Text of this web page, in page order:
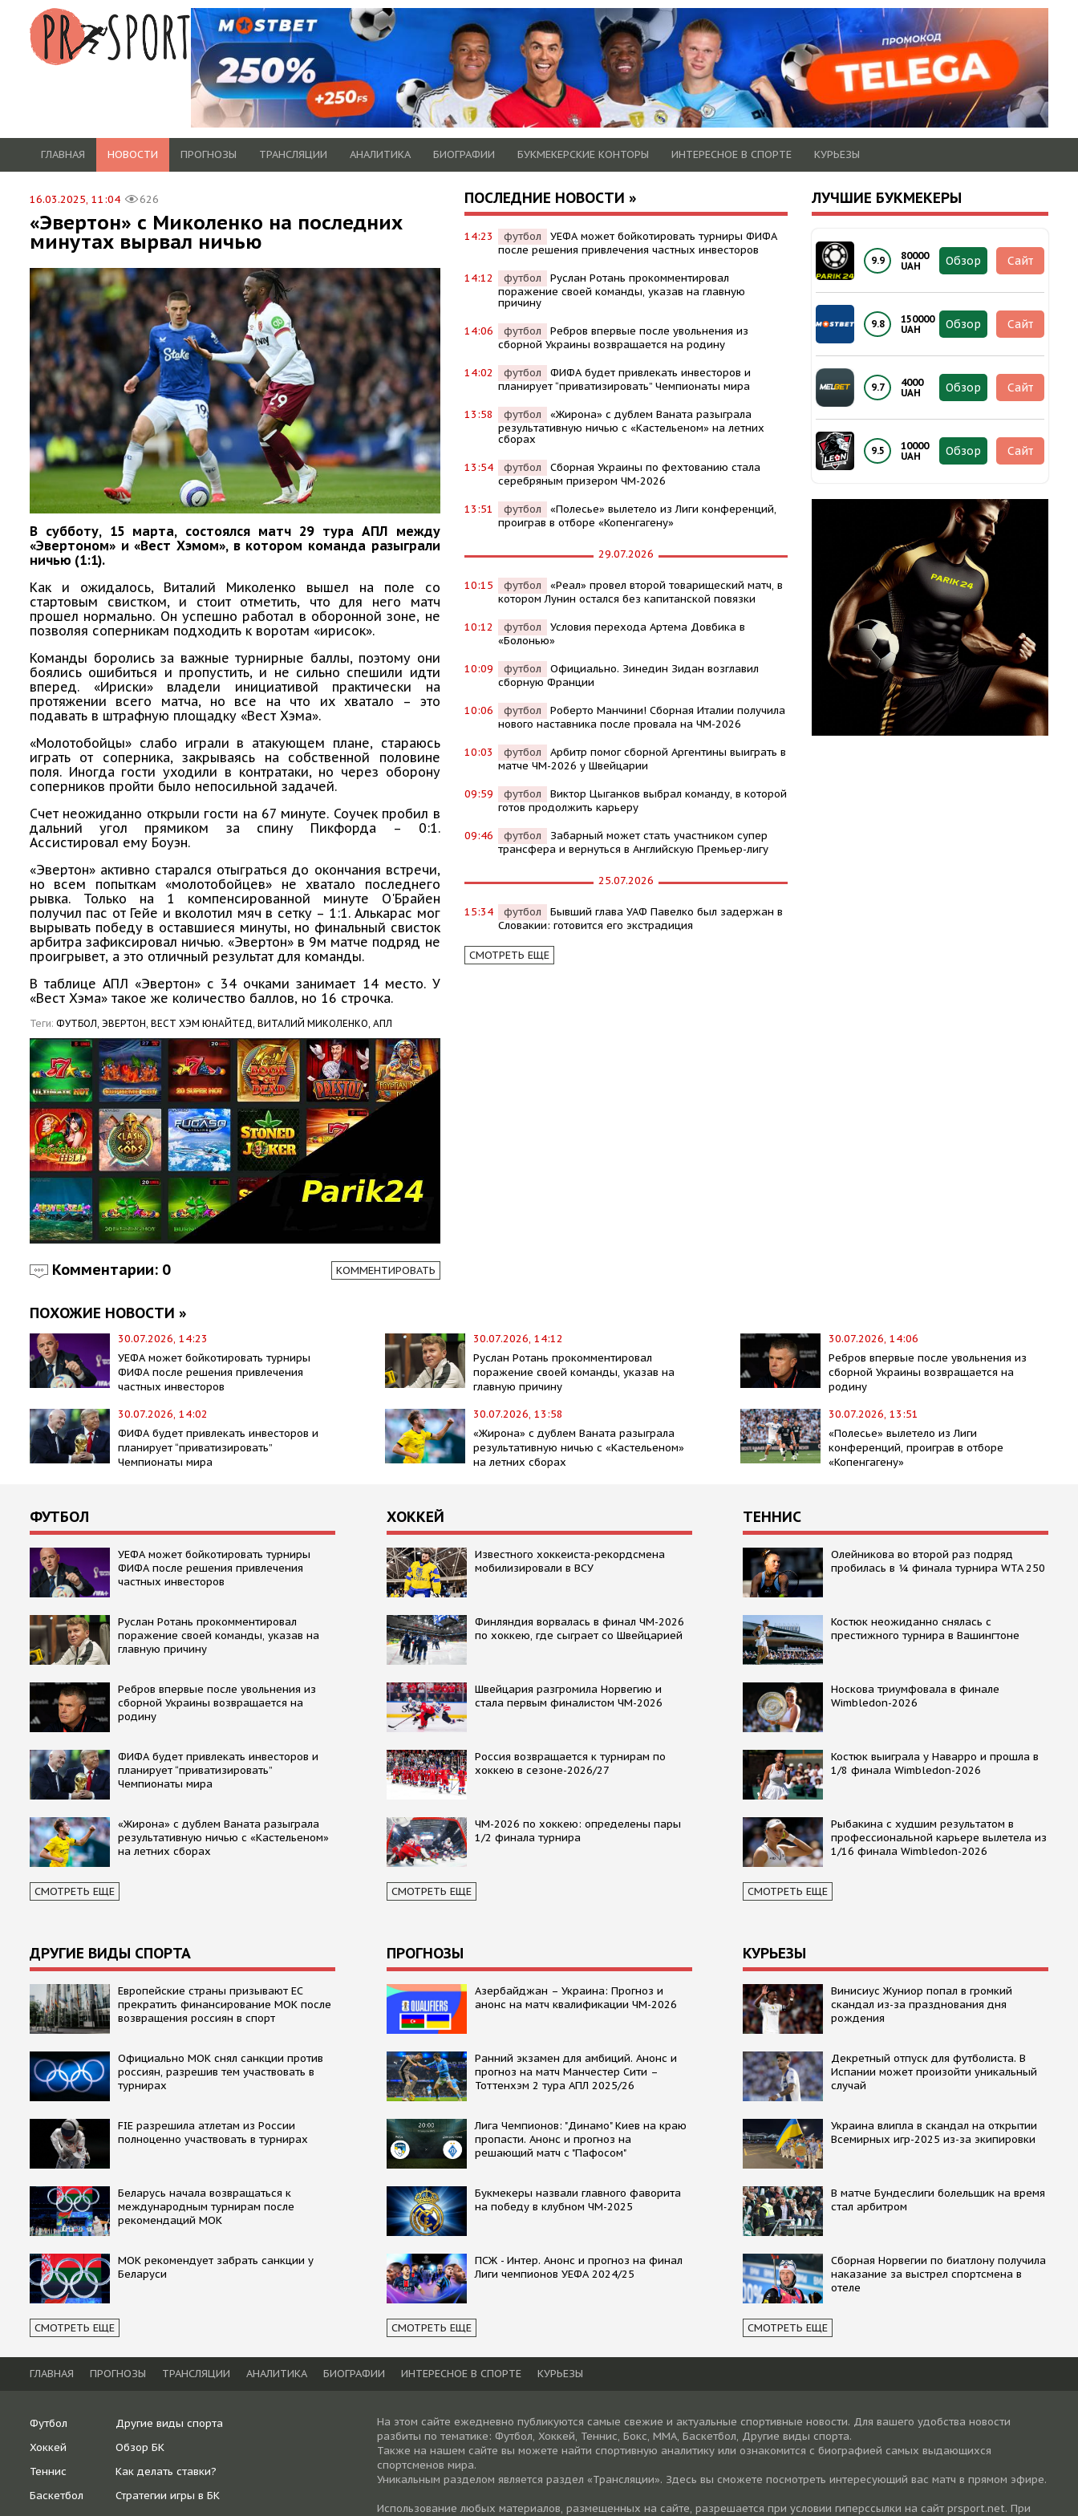
ГЛАВНАЯ НОВОСТИ ПРОГНОЗЫ ТРАНСЛЯЦИИ АНАЛИТИКА БИОГРАФИИ БУКМЕКЕРСКИЕ КОНТОРЫ ИНТЕРЕСНОЕ В СПОРТЕ КУРЬЕЗЫ
16.03.2025, 11:04 626
«Эвертон» с Миколенко на последних
минутах вырвал ничью
В субботу, 15 марта, состоялся матч 29 тура АПЛ между
«Эвертоном» и «Вест Хэмом», в котором команда разыграли
ничью (1:1).
Как и ожидалось, Виталий Миколенко вышел на поле со
стартовым свистком, и стоит отметить, что для него матч
прошел нормально. Он успешно работал в оборонной зоне, не
позволяя соперникам подходить к воротам «ирисок».
Команды боролись за важные турнирные баллы, поэтому они
боялись ошибиться и пропустить, и не сильно спешили идти
вперед. «Ириски» владели инициативой практически на
протяжении всего матча, но все на что их хватало – это
подавать в штрафную площадку «Вест Хэма».
«Молотобойцы» слабо играли в атакующем плане, стараюсь
играть от соперника, закрываясь на собственной половине
поля. Иногда гости уходили в контратаки, но через оборону
соперников пройти было непосильной задачей.
Счет неожиданно открыли гости на 67 минуте. Соучек пробил в
дальний угол прямиком за спину Пикфорда – 0:1.
Ассистировал ему Боуэн.
«Эвертон» активно старался отыграться до окончания встречи,
но всем попыткам «молотобойцев» не хватало последнего
рывка. Только на 1 компенсированной минуте О'Брайен
получил пас от Гейе и вколотил мяч в сетку – 1:1. Алькарас мог
вырывать победу в оставшиеся минуты, но финальный свисток
арбитра зафиксировал ничью. «Эвертон» в 9м матче подряд не
проигрывет, а это отличный результат для команды.
В таблице АПЛ «Эвертон» с 34 очками занимает 14 место. У
«Вест Хэма» такое же количество баллов, но 16 строчка.
Теги: ФУТБОЛ, ЭВЕРТОН, ВЕСТ ХЭМ ЮНАЙТЕД, ВИТАЛИЙ МИКОЛЕНКО, АПЛ
Комментарии: 0 КОММЕНТИРОВАТЬ
ПОСЛЕДНИЕ НОВОСТИ »
14:23 футбол
УЕФА может бойкотировать турниры ФИФА
после решения привлечения частных инвесторов
14:12 футбол
Руслан Ротань прокомментировал
поражение своей команды, указав на главную
причину
14:06 футбол
Ребров впервые после увольнения из
сборной Украины возвращается на родину
14:02 футбол
ФИФА будет привлекать инвесторов и
планирует “приватизировать” Чемпионаты мира
13:58 футбол
«Жирона» с дублем Ваната разыграла
результативную ничью с «Кастельеном» на летних
сборах
13:54 футбол
Сборная Украины по фехтованию стала
серебряным призером ЧМ-2026
13:51 футбол
«Полесье» вылетело из Лиги конференций,
проиграв в отборе «Копенгагену»
29.07.2026
10:15 футбол
«Реал» провел второй товарищеский матч, в
котором Лунин остался без капитанской повязки
10:12 футбол
Условия перехода Артема Довбика в
«Болонью»
10:09 футбол
Официально. Зинедин Зидан возглавил
сборную Франции
10:06 футбол
Роберто Манчини! Сборная Италии получила
нового наставника после провала на ЧМ-2026
10:03 футбол
Арбитр помог сборной Аргентины выиграть в
матче ЧМ-2026 у Швейцарии
09:59 футбол
Виктор Цыганков выбрал команду, в которой
готов продолжить карьеру
09:46 футбол
Забарный может стать участником супер
трансфера и вернуться в Английскую Премьер-лигу
25.07.2026
15:34 футбол
Бывший глава УАФ Павелко был задержан в
Словакии: готовится его экстрадиция
СМОТРЕТЬ ЕЩЕ
ЛУЧШИЕ БУКМЕКЕРЫ
9.9
80000
UAH
Обзор Сайт
9.8
150000
UAH
Обзор Сайт
9.7
4000
UAH
Обзор Сайт
9.5
10000
UAH
Обзор Сайт
ПОХОЖИЕ НОВОСТИ »
30.07.2026, 14:23
УЕФА может бойкотировать турниры
ФИФА после решения привлечения
частных инвесторов
30.07.2026, 14:12
Руслан Ротань прокомментировал
поражение своей команды, указав на
главную причину
30.07.2026, 14:06
Ребров впервые после увольнения из
сборной Украины возвращается на
родину
30.07.2026, 14:02
ФИФА будет привлекать инвесторов и
планирует “приватизировать”
Чемпионаты мира
30.07.2026, 13:58
«Жирона» с дублем Ваната разыграла
результативную ничью с «Кастельеном»
на летних сборах
30.07.2026, 13:51
«Полесье» вылетело из Лиги
конференций, проиграв в отборе
«Копенгагену»
ФУТБОЛ
УЕФА может бойкотировать турниры
ФИФА после решения привлечения
частных инвесторов
Руслан Ротань прокомментировал
поражение своей команды, указав на
главную причину
Ребров впервые после увольнения из
сборной Украины возвращается на
родину
ФИФА будет привлекать инвесторов и
планирует “приватизировать”
Чемпионаты мира
«Жирона» с дублем Ваната разыграла
результативную ничью с «Кастельеном»
на летних сборах
СМОТРЕТЬ ЕЩЕ
ХОККЕЙ
Известного хоккеиста-рекордсмена
мобилизировали в ВСУ
Финляндия ворвалась в финал ЧМ-2026
по хоккею, где сыграет со Швейцарией
Швейцария разгромила Норвегию и
стала первым финалистом ЧМ-2026
Россия возвращается к турнирам по
хоккею в сезоне-2026/27
ЧМ-2026 по хоккею: определены пары
1/2 финала турнира
СМОТРЕТЬ ЕЩЕ
ТЕННИС
Олейникова во второй раз подряд
пробилась в ¼ финала турнира WTA 250
Костюк неожиданно снялась с
престижного турнира в Вашингтоне
Носкова триумфовала в финале
Wimbledon-2026
Костюк выиграла у Наварро и прошла в
1/8 финала Wimbledon-2026
Рыбакина с худшим результатом в
профессиональной карьере вылетела из
1/16 финала Wimbledon-2026
СМОТРЕТЬ ЕЩЕ
ДРУГИЕ ВИДЫ СПОРТА
Европейские страны призывают ЕС
прекратить финансирование МОК после
возвращения россиян в спорт
Официально МОК снял санкции против
россиян, разрешив тем участвовать в
турнирах
FIE разрешила атлетам из России
полноценно участвовать в турнирах
Беларусь начала возвращаться к
международным турнирам после
рекомендаций МОК
МОК рекомендует забрать санкции у
Беларуси
СМОТРЕТЬ ЕЩЕ
ПРОГНОЗЫ
Азербайджан – Украина: Прогноз и
анонс на матч квалификации ЧМ-2026
Ранний экзамен для амбиций. Анонс и
прогноз на матч Манчестер Сити –
Тоттенхэм 2 тура АПЛ 2025/26
Лига Чемпионов: "Динамо" Киев на краю
пропасти. Анонс и прогноз на
решающий матч с "Пафосом"
Букмекеры назвали главного фаворита
на победу в клубном ЧМ-2025
ПСЖ - Интер. Анонс и прогноз на финал
Лиги чемпионов УЕФА 2024/25
СМОТРЕТЬ ЕЩЕ
КУРЬЕЗЫ
Винисиус Жуниор попал в громкий
скандал из-за празднования дня
рождения
Декретный отпуск для футболиста. В
Испании может произойти уникальный
случай
Украина влипла в скандал на открытии
Всемирных игр-2025 из-за экипировки
В матче Бундеслиги болельщик на время
стал арбитром
Сборная Норвегии по биатлону получила
наказание за выстрел спортсмена в
отеле
СМОТРЕТЬ ЕЩЕ
ГЛАВНАЯ ПРОГНОЗЫ ТРАНСЛЯЦИИ АНАЛИТИКА БИОГРАФИИ ИНТЕРЕСНОЕ В СПОРТЕ КУРЬЕЗЫ
Футбол
Хоккей
Теннис
Баскетбол
Другие виды спорта
Обзор БК
Как делать ставки?
Стратегии игры в БК
На этом сайте ежедневно публикуются самые свежие и актуальные спортивные новости. Для вашего удобства новости
разбиты по тематике: Футбол, Хоккей, Теннис, Бокс, ММА, Баскетбол, Другие виды спорта.
Также на нашем сайте вы можете найти спортивную аналитику или ознакомится с биографией самых выдающихся
спортсменов мира.
Уникальным разделом является раздел «Трансляции». Здесь вы сможете посмотреть интересующий вас матч в прямом эфире.
Использование любых материалов, размещенных на сайте, разрешается при условии гиперссылки на cайт prsport.net. При